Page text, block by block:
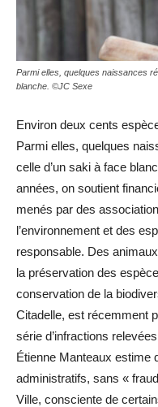
Parmi elles, quelques naissances
blanche. ©JC Sexe
Environ deux cents
Parmi elles, quelques
celle d’un saki à face
années, on soutient
menés par des
l’environnement et des
responsable. Des
la préservation des
conservation de la
Citadelle, est récemment
série d’infractions
Étienne Manteaux estime
administratifs, sans «
Ville, consciente de